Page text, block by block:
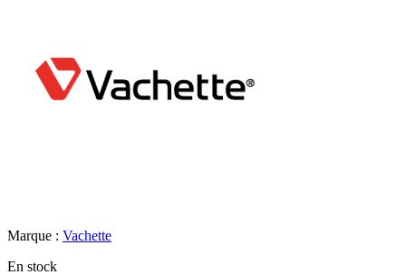
Marque : Vachette
En stock